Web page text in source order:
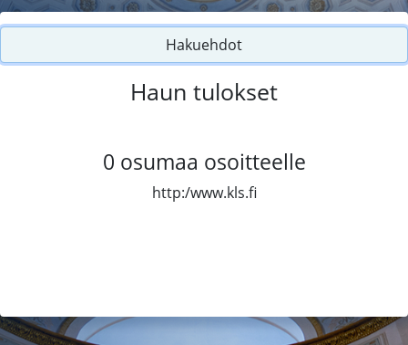
Hakuehdot
Haun tulokset
0 osumaa osoitteelle
http:/www.kls.fi